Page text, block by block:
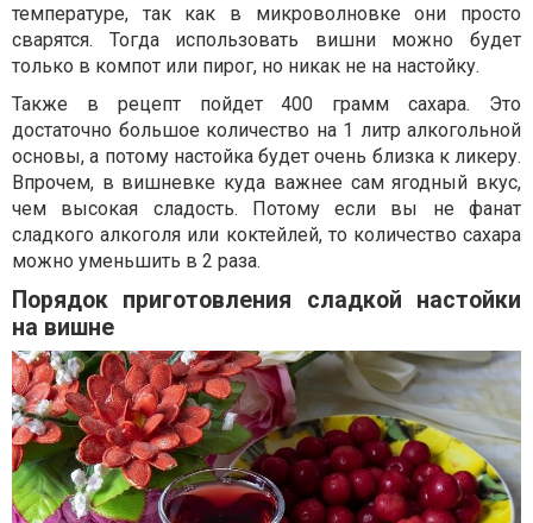
температуре, так как в микроволновке они просто
сварятся. Тогда использовать вишни можно будет
только в компот или пирог, но никак не на настойку.
Также в рецепт пойдет 400 грамм сахара. Это
достаточно большое количество на 1 литр алкогольной
основы, а потому настойка будет очень близка к ликеру.
Впрочем, в вишневке куда важнее сам ягодный вкус,
чем высокая сладость. Потому если вы не фанат
сладкого алкоголя или коктейлей, то количество сахара
можно уменьшить в 2 раза.
Порядок приготовления сладкой настойки
на вишне